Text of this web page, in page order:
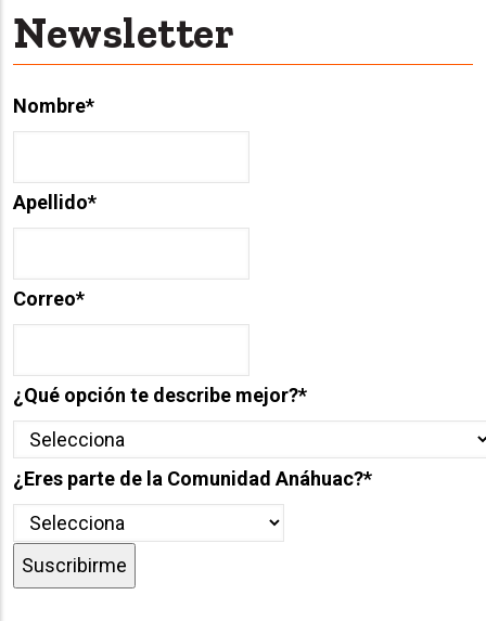
Newsletter
Nombre*
Apellido*
Correo*
¿Qué opción te describe mejor?*
¿Eres parte de la Comunidad Anáhuac?*